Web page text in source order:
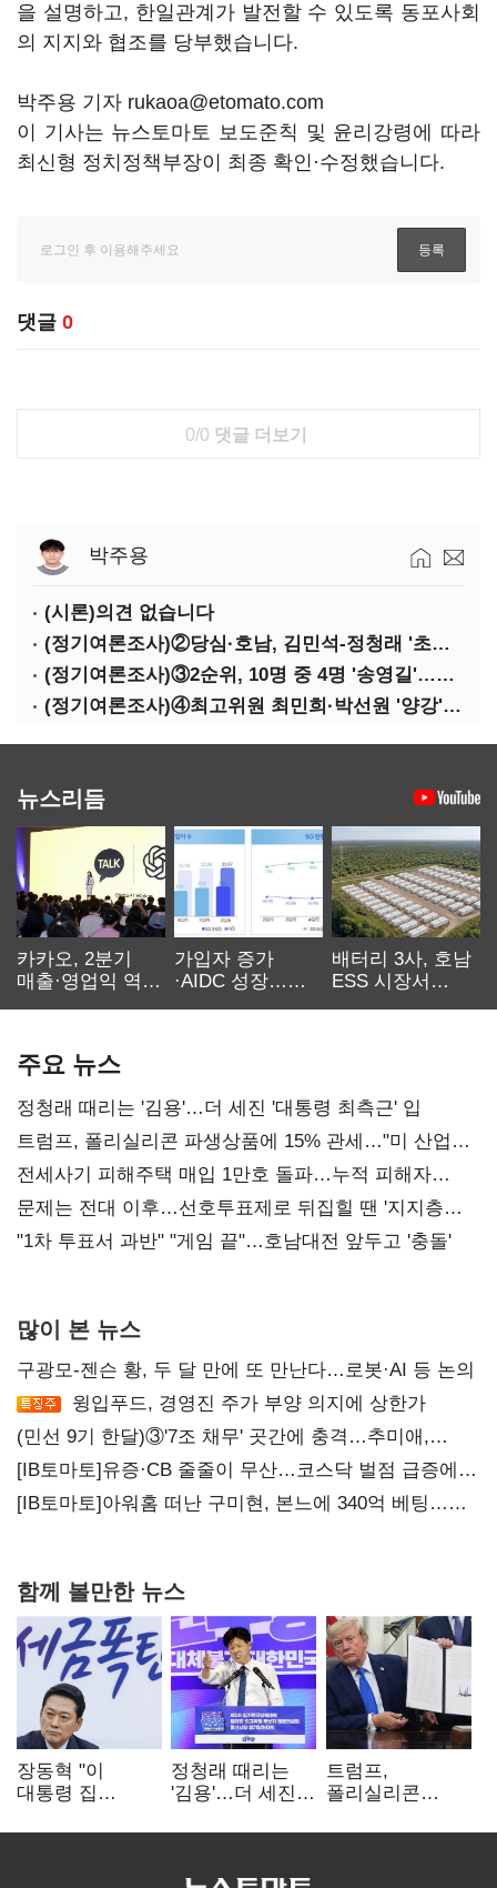
을 설명하고, 한일관계가 발전할 수 있도록 동포사회
의 지지와 협조를 당부했습니다.
박주용 기자 rukaoa@etomato.com
이 기사는 뉴스토마토 보도준칙 및 윤리강령에 따라
최신형 정치정책부장이 최종 확인·수정했습니다.
댓글 0
0/0 댓글 더보기
박주용
(시론)의견 없습니다
(정기여론조사)②당심·호남, 김민석-정청래 '초접전'
(정기여론조사)③2순위, 10명 중 4명 '송영길'…정청래 '한 자릿수'
(정기여론조사)④최고위원 최민희·박선원 '양강'…서미화·이성윤·임미애 뒤이어
뉴스리듬
카카오, 2분기
매출·영업익 역대
가입자 증가
·AIDC 성장…
배터리 3사, 호남
ESS 시장서
주요 뉴스
정청래 때리는 '김용'…더 세진 '대통령 최측근' 입
트럼프, 폴리실리콘 파생상품에 15% 관세…"미 산업
재건"
전세사기 피해주택 매입 1만호 돌파…누적 피해자
4만278명
문제는 전대 이후…선호투표제로 뒤집힐 땐 '지지층
불복'
"1차 투표서 과반" "게임 끝"…호남대전 앞두고 '충돌'
많이 본 뉴스
구광모-젠슨 황, 두 달 만에 또 만난다…로봇·AI 등 논의
윙입푸드, 경영진 주가 부양 의지에 상한가
(민선 9기 한달)③'7조 채무' 곳간에 충격…추미애,
20년만에 '비상재정' 선언 승부수
[IB토마토]유증·CB 줄줄이 무산…코스닥 벌점 급증에
상폐 압박
[IB토마토]아워홈 떠난 구미현, 본느에 340억 베팅…
함께 볼만한 뉴스
장동혁 "이
대통령 집
폭탄…'내로남불'"
정청래 때리는
'김용'…더 세진
입
트럼프,
폴리실리콘
관세…"미 산업